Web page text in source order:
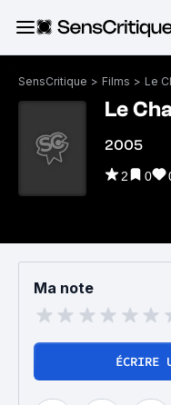
SensCritique > Films > Le
Le
2005
2 0
Ma note
ÉCRIRE